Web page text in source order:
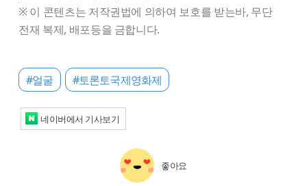
※ 이 콘텐츠는 저작권법에 의하여 보호를 받는바, 무단
전재 복제, 배포등을 금합니다.
#얼굴 #토론토국제영화제
네이버에서 기사보기
좋아요